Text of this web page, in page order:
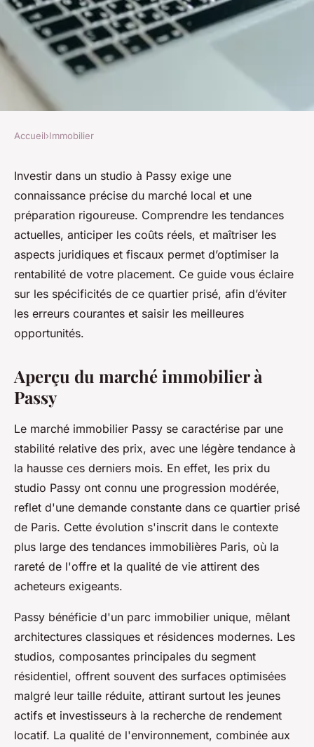
Guide pour réussir votre
investissement dans un studio
à passy
Youssef•3 octobre 2025•9 min de lecture
Accueil›Immobilier
Investir dans un studio à Passy exige une
connaissance précise du marché local et une
préparation rigoureuse. Comprendre les tendances
actuelles, anticiper les coûts réels, et maîtriser les
aspects juridiques et fiscaux permet d’optimiser la
rentabilité de votre placement. Ce guide vous éclaire
sur les spécificités de ce quartier prisé, afin d’éviter
les erreurs courantes et saisir les meilleures
opportunités.
Aperçu du marché immobilier à
Passy
Le marché immobilier Passy se caractérise par une
stabilité relative des prix, avec une légère tendance à
la hausse ces derniers mois. En effet, les prix du
studio Passy ont connu une progression modérée,
reflet d'une demande constante dans ce quartier prisé
de Paris. Cette évolution s'inscrit dans le contexte
plus large des tendances immobilières Paris, où la
rareté de l'offre et la qualité de vie attirent des
acheteurs exigeants.
Passy bénéficie d'un parc immobilier unique, mêlant
architectures classiques et résidences modernes. Les
studios, composantes principales du segment
résidentiel, offrent souvent des surfaces optimisées
malgré leur taille réduite, attirant surtout les jeunes
actifs et investisseurs à la recherche de rendement
locatif. La qualité de l'environnement, combinée aux